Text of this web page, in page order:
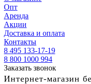
Опт
Аренда
Акции
Доставка и оплата
Контакты
8 495 133-17-19
8 800 1000 994
Заказать звонок
Интернет-магазин